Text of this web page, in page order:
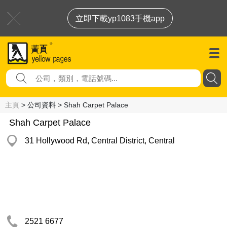
立即下載yp1083手機app
主頁 > 公司資料 > Shah Carpet Palace
Shah Carpet Palace
31 Hollywood Rd, Central District, Central
2521 6677